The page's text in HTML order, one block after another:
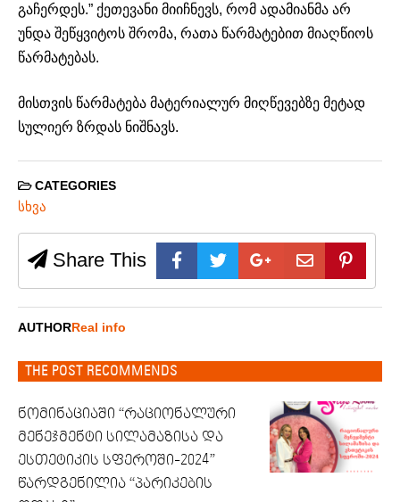
გაჩერდეს.” ქეთევანი მიიჩნევს, რომ ადამიანმა არ
უნდა შეწყვიტოს შრომა, რათა წარმატებით მიაღწიოს
წარმატებას.
მისთვის წარმატება მატერიალურ მიღწევებზე მეტად
სულიერ ზრდას ნიშნავს.
CATEGORIES
სხვა
Share This
AUTHOR Real info
THE POST RECOMMENDS
ნომინაციაში “რაციონალური
მენეჯმენტი სილამაზისა და
ესთეტიკის სფეროში-2024”
წარდგენილია “პარიკების